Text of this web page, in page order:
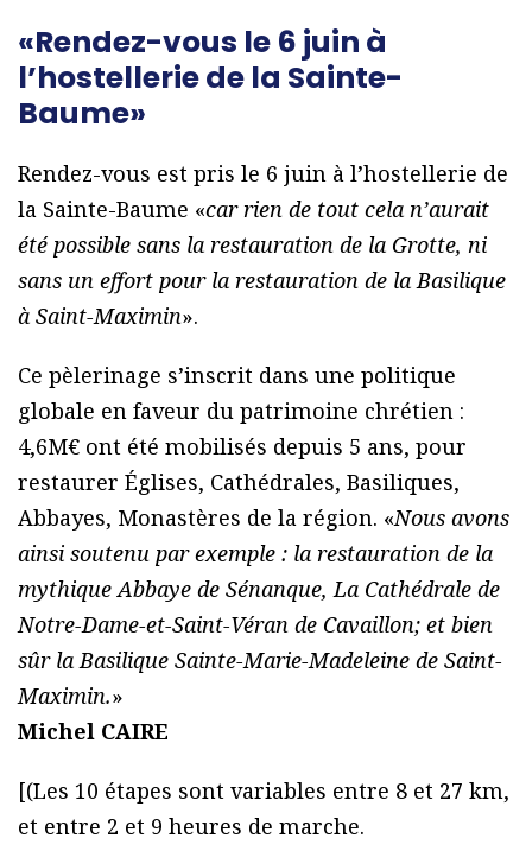
«Rendez-vous le 6 juin à
l’hostellerie de la Sainte-
Baume»
Rendez-vous est pris le 6 juin à l’hostellerie de
la Sainte-Baume «car rien de tout cela n’aurait
été possible sans la restauration de la Grotte, ni
sans un effort pour la restauration de la Basilique
à Saint-Maximin».
Ce pèlerinage s’inscrit dans une politique
globale en faveur du patrimoine chrétien :
4,6M€ ont été mobilisés depuis 5 ans, pour
restaurer Églises, Cathédrales, Basiliques,
Abbayes, Monastères de la région. «Nous avons
ainsi soutenu par exemple : la restauration de la
mythique Abbaye de Sénanque, La Cathédrale de
Notre-Dame-et-Saint-Véran de Cavaillon; et bien
sûr la Basilique Sainte-Marie-Madeleine de Saint-
Maximin.»
Michel CAIRE
[(Les 10 étapes sont variables entre 8 et 27 km,
et entre 2 et 9 heures de marche.